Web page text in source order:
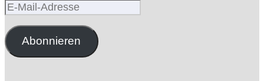
E-
AdresseAbonnieren